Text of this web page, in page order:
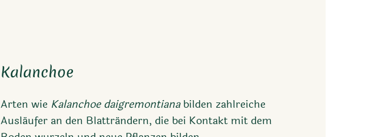
Kalanchoe
Arten wie Kalanchoe daigremontianabilden zahlreiche
Ausläufer an den Blatträndern, die bei Kontakt mit dem